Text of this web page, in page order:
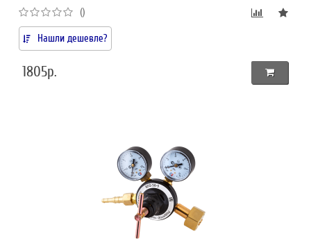
()
Нашли дешевле?
1805р.